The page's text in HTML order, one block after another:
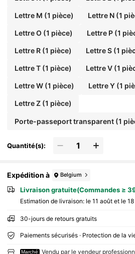
Lettre M (1 pièce) Lettre N (1
Lettre O (1 pièce) Lettre P (1
Lettre R (1 pièce) Lettre S (1
Lettre T (1 pièce) Lettre V (1
Lettre W (1 pièce) Lettre Y (1
Lettre Z (1 pièce)
Porte-passeport transparent (1
Quantité(s):
Expédition à Belgium
Livraison gratuite(Commandes ≥
Estimation de livraison: le 11 août et le
30-jours de retours gratuits
Paiements sécurisés · Protection de la
Marché
Vendu par le vendeur